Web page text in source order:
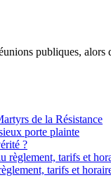
publiques,
de la Résistance
porte plainte
?
règlement, tarifs et
tarifs et